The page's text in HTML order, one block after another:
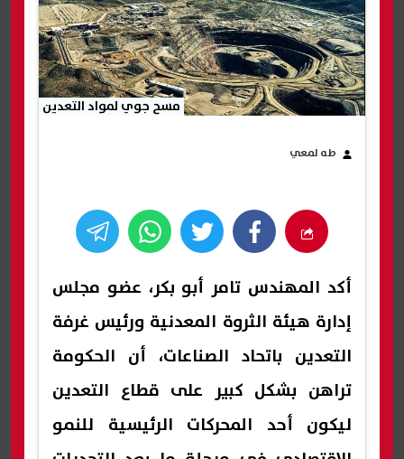
مسح جوي لمواد التعدين
طه لمعي
أكد المهندس تامر أبو بكر، عضو مجلس
إدارة هيئة الثروة المعدنية ورئيس غرفة
التعدين باتحاد الصناعات، أن الحكومة
تراهن بشكل كبير على قطاع التعدين
ليكون أحد المحركات الرئيسية للنمو